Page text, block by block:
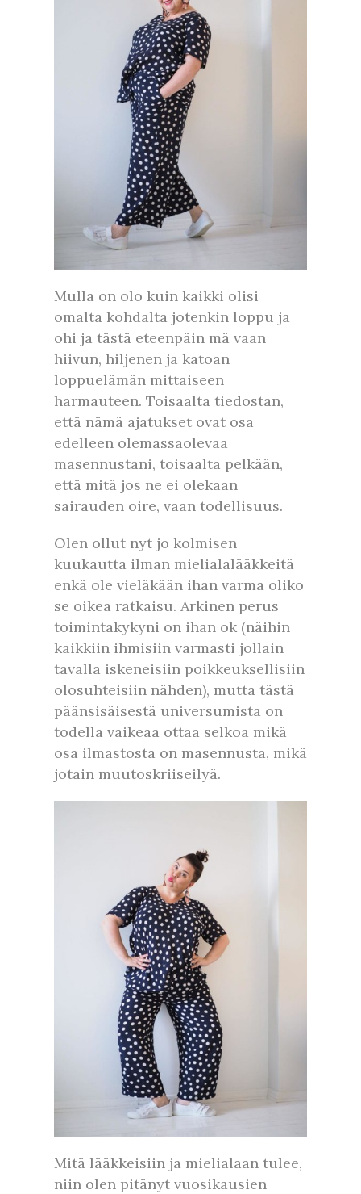
Mulla on olo kuin kaikki olisi
omalta kohdalta jotenkin loppu ja
ohi ja tästä eteenpäin mä vaan
hiivun, hiljenen ja katoan
loppuelämän mittaiseen
harmauteen. Toisaalta tiedostan,
että nämä ajatukset ovat osa
edelleen olemassaolevaa
masennustani, toisaalta pelkään,
että mitä jos ne ei olekaan
sairauden oire, vaan todellisuus.
Olen ollut nyt jo kolmisen
kuukautta ilman mielialalääkkeitä
enkä ole vieläkään ihan varma oliko
se oikea ratkaisu. Arkinen perus
toimintakykyni on ihan ok (näihin
kaikkiin ihmisiin varmasti jollain
tavalla iskeneisiin poikkeuksellisiin
olosuhteisiin nähden), mutta tästä
päänsisäisestä universumista on
todella vaikeaa ottaa selkoa mikä
osa ilmastosta on masennusta, mikä
jotain muutoskriiseilyä.
Mitä lääkkeisiin ja mielialaan tulee,
niin olen pitänyt vuosikausien